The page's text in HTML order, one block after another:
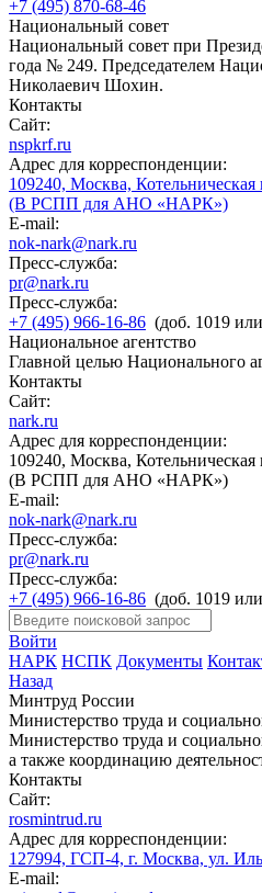
+7 (495) 870-68-46
Национальный совет
Национальный совет при
года № 249. Председателем
Николаевич Шохин.
Контакты
Сайт:
nspkrf.ru
Адрес для корреспонденции:
109240, Москва, Котельническая
(В РСПП для АНО «НАРК»)
E-mail:
nok-nark@nark.ru
Пресс-служба:
pr@nark.ru
Пресс-служба:
+7 (495) 966-16-86 (доб. 1019
Национальное агентство
Главной целью Национального
Контакты
Сайт:
nark.ru
Адрес для корреспонденции:
109240, Москва, Котельническая
(В РСПП для АНО «НАРК»)
E-mail:
nok-nark@nark.ru
Пресс-служба:
pr@nark.ru
Пресс-служба:
+7 (495) 966-16-86 (доб. 1019
Войти
НАРК НСПК Документы
Назад
Минтруд России
Министерство труда и
Министерство труда и
а также координацию
Контакты
Сайт:
rosmintrud.ru
Адрес для корреспонденции:
127994, ГСП-4, г. Москва, ул.
E-mail: